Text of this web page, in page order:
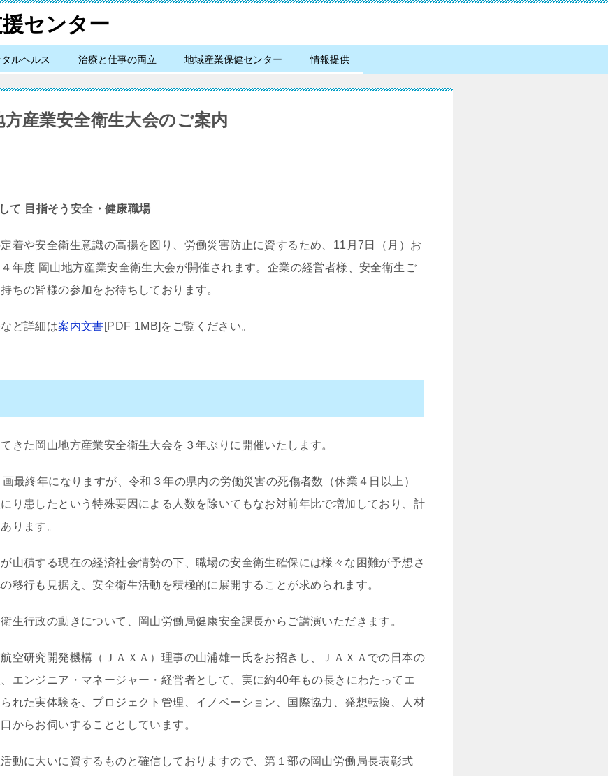
タルヘルス 治療と仕事の両立 地域産業保健センター 情報提供
産業安全衛生大会のご案内
て 目指そう安全・健康職場
着や安全衛生意識の高揚を図り、労働災害防止に資するため、11月7日（月）お
年度 岡山地方産業安全衛生大会が開催されます。企業の経営者様、安全衛生ご
ちの皆様の参加をお待ちしております。
ど詳細は案内文書[PDF 1MB]をご覧ください。
きた岡山地方産業安全衛生大会を３年ぶりに開催いたします。
最終年になりますが、令和３年の県内の労働災害の死傷者数（休業４日以上）
り患したという特殊要因による人数を除いてもなお対前年比で増加しており、計
ります。
山積する現在の経済社会情勢の下、職場の安全衛生確保には様々な困難が予想さ
移行も見据え、安全衛生活動を積極的に展開することが求められます。
生行政の動きについて、岡山労働局健康安全課長からご講演いただきます。
空研究開発機構（ＪＡＸＡ）理事の山浦雄一氏をお招きし、ＪＡＸＡでの日本の
エンジニア・マネージャー・経営者として、実に約40年もの長きにわたってエ
れた実体験を、プロジェクト管理、イノベーション、国際協力、発想転換、人材
からお伺いすることとしています。
動に大いに資するものと確信しておりますので、第１部の岡山労働局長表彰式